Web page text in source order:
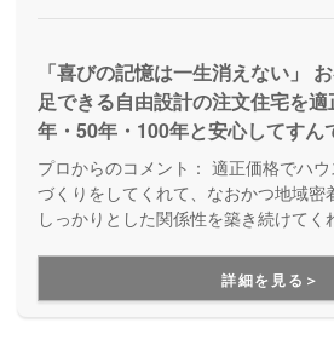
「喜びの記憶は一生消えない」
足できる自由設計の注文住宅を
年・50年・100年と安心してすん
の全ての夢を叶えるのが 私たち
す。 ※品質とデザイン性を高めた
さと、価格を抑え地域に密着した
プロからのコメント： 適正価格でハ
づくりをしてくれて、なおかつ地域密
しっかりとした関係性を築き続けてく
ームです。土地探しや資金計画につい
お客様にもお家づくりの知識を持って
づくりを考えていくという進め方をし
詳細を見る＞